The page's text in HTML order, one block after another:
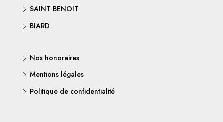
SAINT BENOIT
BIARD
Nos honoraires
Mentions légales
Politique de confidentialité